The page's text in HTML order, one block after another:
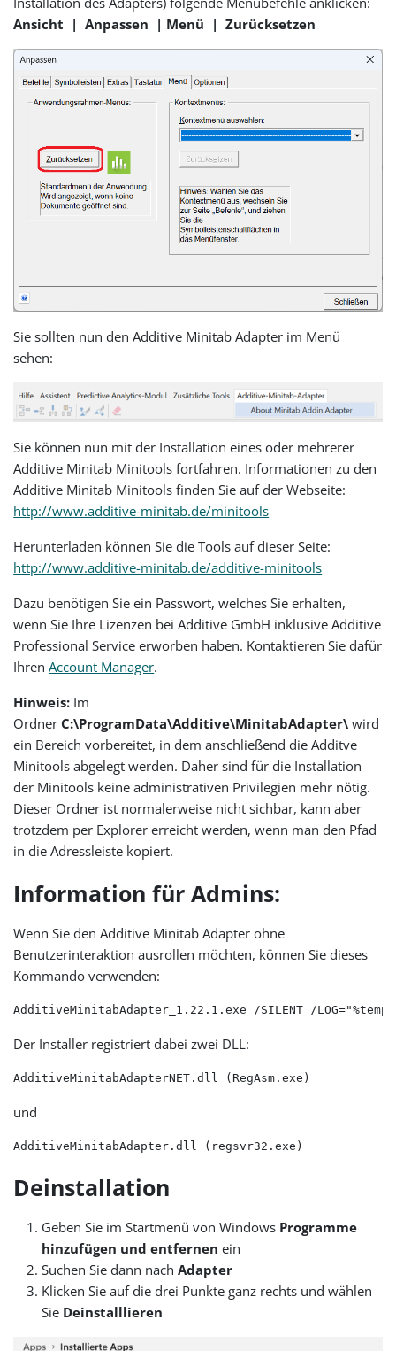
Ansicht | Anpassen | Menü | Zurücksetzen
Sie sollten nun den Additive Minitab Adapter im Menü
sehen:
Sie können nun mit der Installation eines oder mehrerer
Additive Minitab Minitools fortfahren. Informationen zu den
Additive Minitab Minitools finden Sie auf der Webseite:
http://www.additive-minitab.de/minitools
Herunterladen können Sie die Tools auf dieser Seite:
http://www.additive-minitab.de/additive-minitools
Dazu benötigen Sie ein Passwort, welches Sie erhalten,
wenn Sie Ihre Lizenzen bei Additive GmbH inklusive Additive
Professional Service erworben haben. Kontaktieren Sie dafür
IhrenAccount Manager.
Hinweis: Im
OrdnerC:\ProgramData\Additive\MinitabAdapter\ wird
ein Bereich vorbereitet, in dem anschließend die Additve
Minitools abgelegt werden. Daher sind für die Installation
der Minitools keine administrativen Privilegien mehr nötig.
Dieser Ordner ist normalerweise nicht sichbar, kann aber
trotzdem per Explorer erreicht werden, wenn man den Pfad
in die Adressleiste kopiert.
Information für Admins:
Wenn Sie den Additive Minitab Adapter ohne
Benutzerinteraktion ausrollen möchten, können Sie dieses
Kommando verwenden:
AdditiveMinitabAdapter_1.22.1.exe /SILENT /
Der Installer registriert dabei zwei DLL:
AdditiveMinitabAdapterNET.dll (RegAsm.exe)
und
AdditiveMinitabAdapter.dll (regsvr32.exe)
Deinstallation
Geben Sie im Startmenü von Windows Programme
hinzufügen und entfernen ein
Suchen Sie dann nachAdapter
Klicken Sie auf die drei Punkte ganz rechts und wählen
Sie Deinstalllieren